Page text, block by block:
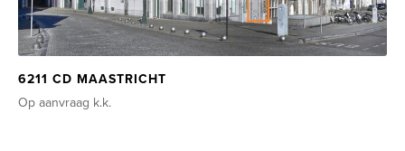
6211 CD MAASTRICHT
Op aanvraag k.k.